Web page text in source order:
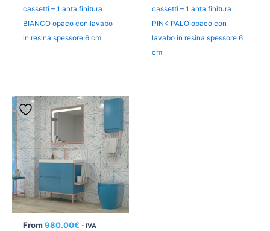
cassetti – 1 anta finitura
BIANCO opaco con lavabo
in resina spessore 6 cm
cassetti – 1 anta finitura
PINK PALO opaco con
lavabo in resina spessore 6
cm
From 980.00€ - IVA